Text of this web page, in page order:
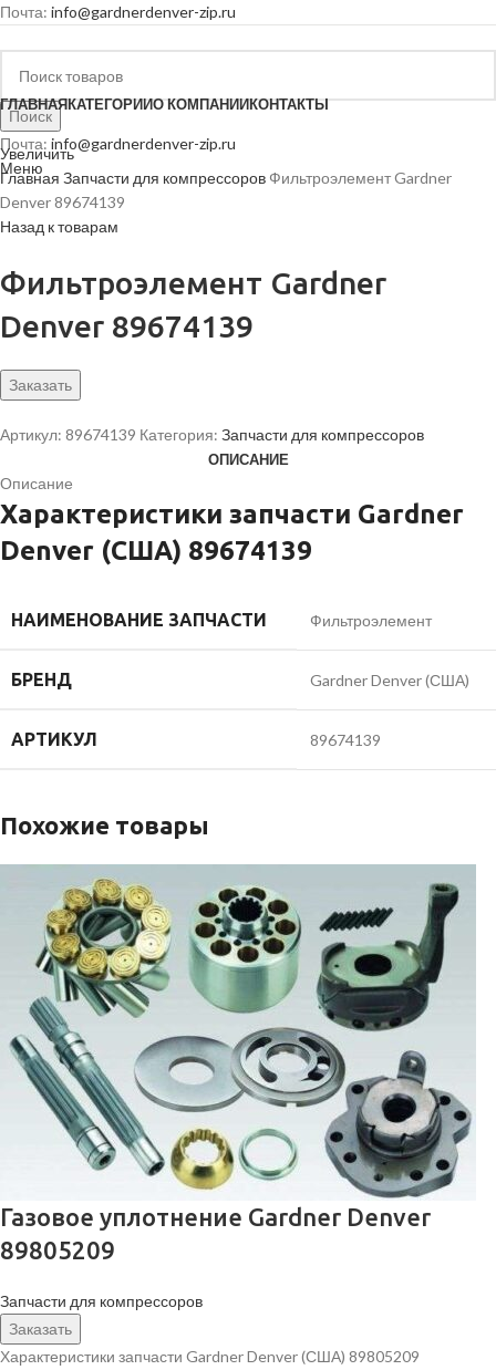
Почта: info@gardnerdenver-zip.ru
Поиск
Почта: info@gardnerdenver-zip.ru
Меню
ГЛАВНАЯКАТЕГОРИИО КОМПАНИИКОНТАКТЫ
Увеличить
Главная Запчасти для компрессоров Фильтроэлемент Gardner
Denver 89674139
Назад к товарам
Фильтроэлемент Gardner
Denver 89674139
Заказать
Артикул: 89674139 Категория: Запчасти для компрессоров
ОПИСАНИЕ
Описание
Характеристики запчасти Gardner
Denver (США) 89674139
НАИМЕНОВАНИЕ ЗАПЧАСТИ Фильтроэлемент
БРЕНД Gardner Denver (США)
АРТИКУЛ 89674139
Похожие товары
Газовое уплотнение Gardner Denver
89805209
Запчасти для компрессоров
Заказать
Характеристики запчасти Gardner Denver (США) 89805209